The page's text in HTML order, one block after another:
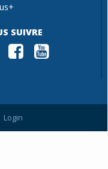
SUIVRE
Login